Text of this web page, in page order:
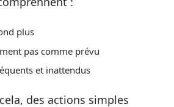
plus
pas comme prévu
et inattendus
des actions simples